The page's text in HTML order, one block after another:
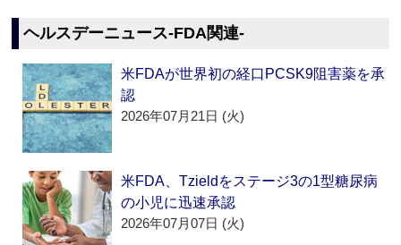
ヘルスデーニュース‐FDA関連‐
米FDAが世界初の経口PCSK9阻害薬を承
認
2026年07月21日 (火)
米FDA、Tzieldをステージ3の1型糖尿病
の小児に迅速承認
2026年07月07日 (火)